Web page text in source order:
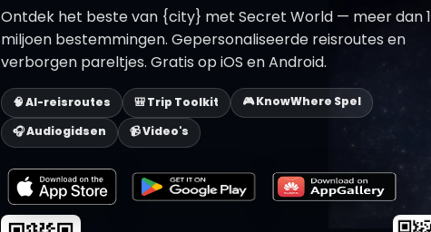
Ontdek het beste van {city} met Secret World — meer dan 1
miljoen bestemmingen. Gepersonaliseerde reisroutes en
verborgen pareltjes. Gratis op iOS en Android.
🧠 AI-reisroutes 🎒 Trip Toolkit
🎮 KnowWhere Spel
🎧 Audiogidsen
📹 Video's